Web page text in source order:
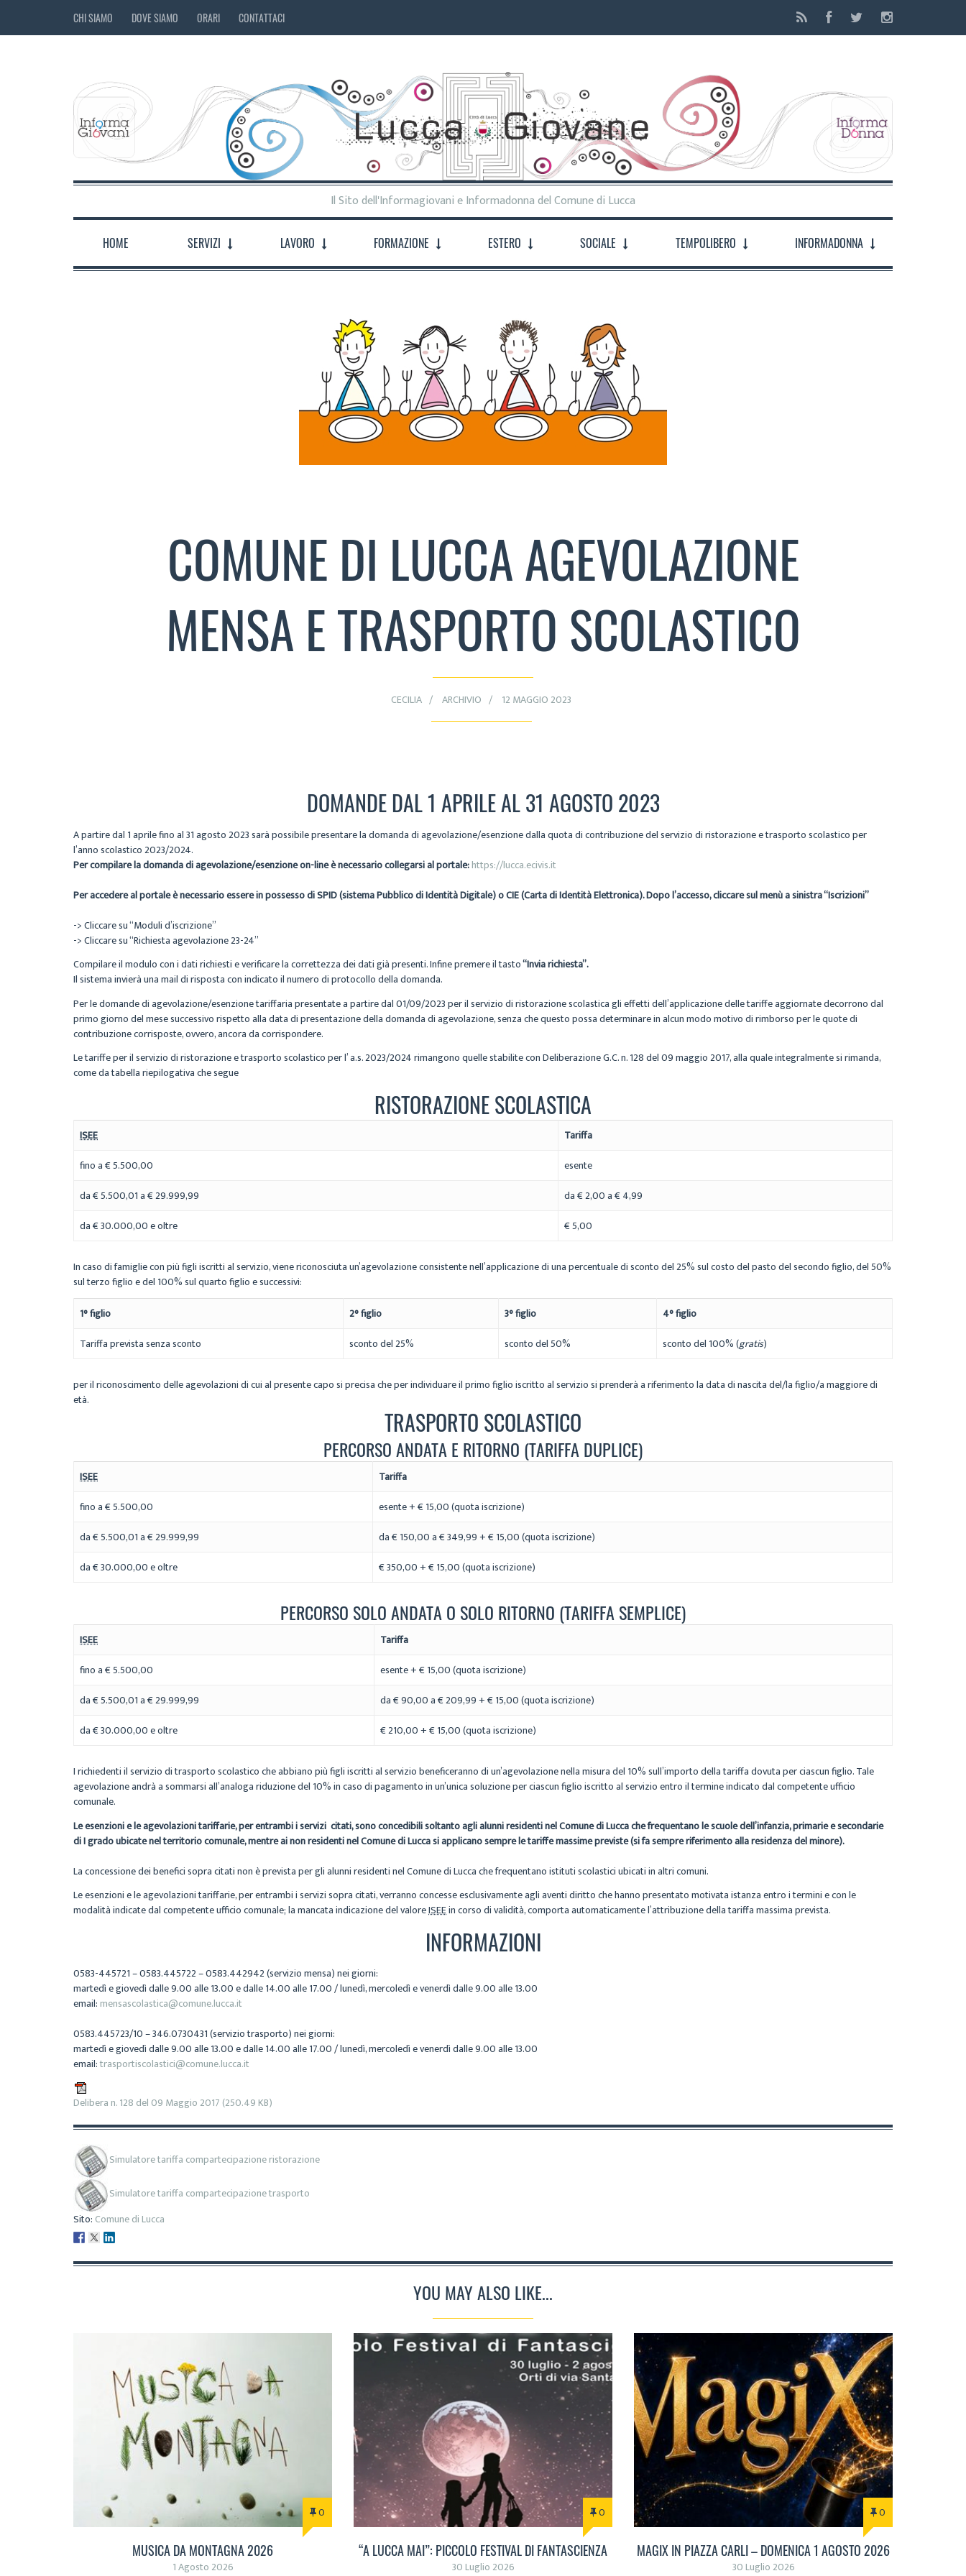
CHI SIAMO DOVE SIAMO ORARI CONTATTACI
Il Sito dell'Informagiovani e Informadonna del Comune di Lucca
HOME SERVIZI LAVORO FORMAZIONE ESTERO SOCIALE TEMPOLIBERO INFORMADONNA
COMUNE DI LUCCA AGEVOLAZIONE
MENSA E TRASPORTO SCOLASTICO
CECILIA ARCHIVIO 12 MAGGIO 2023
DOMANDE DAL 1 APRILE AL 31 AGOSTO 2023
A partire dal 1 aprile fino al 31 agosto 2023 sarà possibile presentare la domanda di agevolazione/esenzione dalla quota di contribuzione del servizio di ristorazione e trasporto scolastico per
l’anno scolastico 2023/2024.
Per compilare la domanda di agevolazione/esenzione on-line è necessario collegarsi al portale:https://lucca.ecivis.it
Per accedere al portale è necessario essere in possesso di SPID (sistema Pubblico di Identità Digitale) o CIE (Carta di Identità Elettronica).Dopo l’accesso, cliccare sul menù a sinistra “Iscrizioni”
-> Cliccare su “Moduli d’iscrizione”
-> Cliccare su “Richiesta agevolazione 23-24”
Compilare il modulo con i dati richiesti e verificare la correttezza dei dati già presenti. Infine premere il tasto“Invia richiesta”.
Il sistema invierà una mail di risposta con indicato il numero di protocollo della domanda.
Per le domande di agevolazione/esenzione tariffaria presentate a partire dal 01/09/2023 per il servizio di ristorazione scolastica gli effetti dell’applicazione delle tariffe aggiornate decorrono dal
primo giorno del mese successivo rispetto alla data di presentazione della domanda di agevolazione, senza che questo possa determinare in alcun modo motivo di rimborso per le quote di
contribuzione corrisposte, ovvero, ancora da corrispondere.
Le tariffe per il servizio di ristorazione e trasporto scolastico per l’ a.s. 2023/2024 rimangono quelle stabilite con Deliberazione G.C. n. 128 del 09 maggio 2017, alla quale integralmente si rimanda,
come da tabella riepilogativa che segue
RISTORAZIONE SCOLASTICA
ISEE
Tariffa
fino a € 5.500,00
esente
da € 5.500,01 a € 29.999,99
da € 2,00 a € 4,99
da € 30.000,00 e oltre
€ 5,00
In caso di famiglie con più figli iscritti al servizio, viene riconosciuta un’agevolazione consistente nell’applicazione di una percentuale di sconto del 25% sul costo del pasto del secondo figlio, del 50%
sul terzo figlio e del 100% sul quarto figlio e successivi:
1° figlio
2° figlio 3° figlio
4° figlio
Tariffa prevista senza sconto
sconto del 25% sconto del 50% sconto del 100% (gratis)
per il riconoscimento delle agevolazioni di cui al presente capo si precisa che per individuare il primo figlio iscritto al servizio si prenderà a riferimento la data di nascita del/la figlio/a maggiore di
età.
TRASPORTO SCOLASTICO
PERCORSO ANDATA E RITORNO (TARIFFA DUPLICE)
ISEE
Tariffa
fino a € 5.500,00
esente + € 15,00 (quota iscrizione)
da € 5.500,01 a € 29.999,99
da € 150,00 a € 349,99 + € 15,00 (quota iscrizione)
da € 30.000,00 e oltre
€ 350,00 + € 15,00 (quota iscrizione)
PERCORSO SOLO ANDATA O SOLO RITORNO (TARIFFA SEMPLICE)
ISEE
Tariffa
fino a € 5.500,00
esente + € 15,00 (quota iscrizione)
da € 5.500,01 a € 29.999,99
da € 90,00 a € 209,99 + € 15,00 (quota iscrizione)
da € 30.000,00 e oltre
€ 210,00 + € 15,00 (quota iscrizione)
I richiedenti il servizio di trasporto scolastico che abbiano più figli iscritti al servizio beneficeranno di un’agevolazione nella misura del 10% sull’importo della tariffa dovuta per ciascun figlio. Tale
agevolazione andrà a sommarsi all’analoga riduzione del 10% in caso di pagamento in un’unica soluzione per ciascun figlio iscritto al servizio entro il termine indicato dal competente ufficio
comunale.
Le esenzioni e le agevolazioni tariffarie, per entrambi i servizi citati, sono concedibili soltanto agli alunni residenti nel Comune di Lucca che frequentano le scuole dell’infanzia, primarie e secondarie
di I grado ubicate nel territorio comunale, mentre ai non residenti nel Comune di Lucca si applicano sempre le tariffe massime previste (si fa sempre riferimento alla residenza del minore).
La concessione dei benefici sopra citati non è prevista per gli alunni residenti nel Comune di Lucca che frequentano istituti scolastici ubicati in altri comuni.
Le esenzioni e le agevolazioni tariffarie, per entrambi i servizi sopra citati, verranno concesse esclusivamente agli aventi diritto che hanno presentato motivata istanza entro i termini e con le
modalità indicate dal competente ufficio comunale; la mancata indicazione del valoreISEEin corso di validità, comporta automaticamente l’attribuzione della tariffa massima prevista.
INFORMAZIONI
0583-445721 – 0583.445722 – 0583.442942 (servizio mensa)nei giorni:
martedì e giovedì dalle 9.00 alle 13.00 e dalle 14.00 alle 17.00 / lunedì, mercoledì e venerdì dalle 9.00 alle 13.00
email:mensascolastica@comune.lucca.it
0583.445723/10 – 346.0730431 (servizio trasporto)nei giorni:
martedì e giovedì dalle 9.00 alle 13.00 e dalle 14.00 alle 17.00 / lunedì, mercoledì e venerdì dalle 9.00 alle 13.00
email:trasportiscolastici@comune.lucca.it
Delibera n. 128 del 09 Maggio 2017 (250.49 KB)
Simulatore tariffa compartecipazione ristorazione
Simulatore tariffa compartecipazione trasporto
Sito: Comune di Lucca
YOU MAY ALSO LIKE...
0
MUSICA DA MONTAGNA 2026
1 Agosto 2026
0
“A LUCCA MAI”: PICCOLO FESTIVAL DI FANTASCIENZA
30 Luglio 2026
0
MAGIX IN PIAZZA CARLI – DOMENICA 1 AGOSTO 2026
30 Luglio 2026